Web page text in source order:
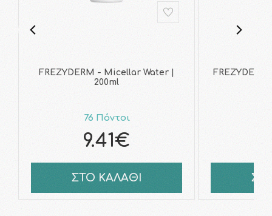
FREZYDERM - Micellar Water |
200ml
76 Πόντοι
9.41€
ΣΤΟ ΚΑΛΑΘΙ